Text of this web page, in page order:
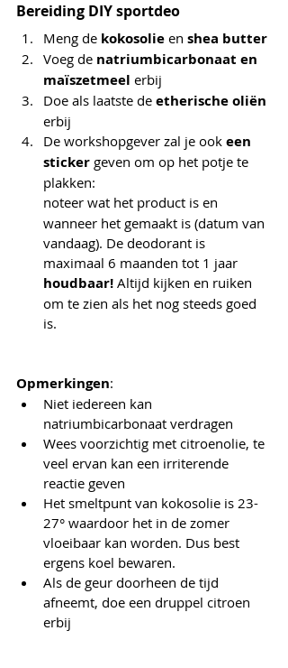
Bereiding DIY sportdeo
Meng de kokosolie en shea butter
Voeg de natriumbicarbonaat en
maïszetmeel erbij
Doe als laatste de etherische oliën
erbij
De workshopgever zal je ook een
sticker geven om op het potje te
plakken:
noteer wat het product is en
wanneer het gemaakt is (datum van
vandaag). De deodorant is
maximaal 6 maanden tot 1 jaar
houdbaar! Altijd kijken en ruiken
om te zien als het nog steeds goed
is.
Opmerkingen:
Niet iedereen kan
natriumbicarbonaat verdragen
Wees voorzichtig met citroenolie, te
veel ervan kan een irriterende
reactie geven
Het smeltpunt van kokosolie is 23-
27° waardoor het in de zomer
vloeibaar kan worden. Dus best
ergens koel bewaren.
Als de geur doorheen de tijd
afneemt, doe een druppel citroen
erbij